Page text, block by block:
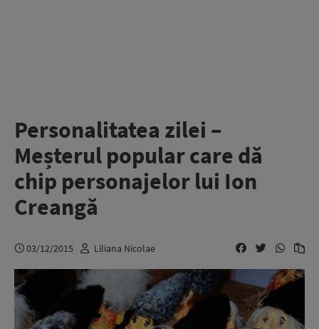
Personalitatea zilei –
Meșterul popular care dă
chip personajelor lui Ion
Creangă
03/12/2015 Liliana Nicolae